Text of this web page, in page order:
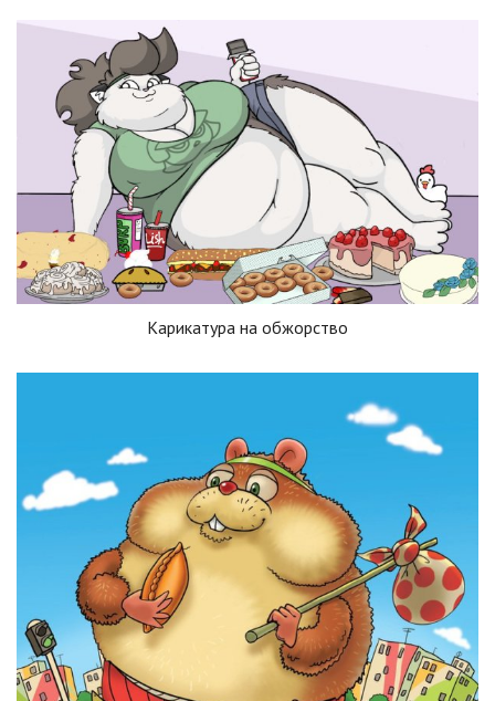
Карикатура на обжорство